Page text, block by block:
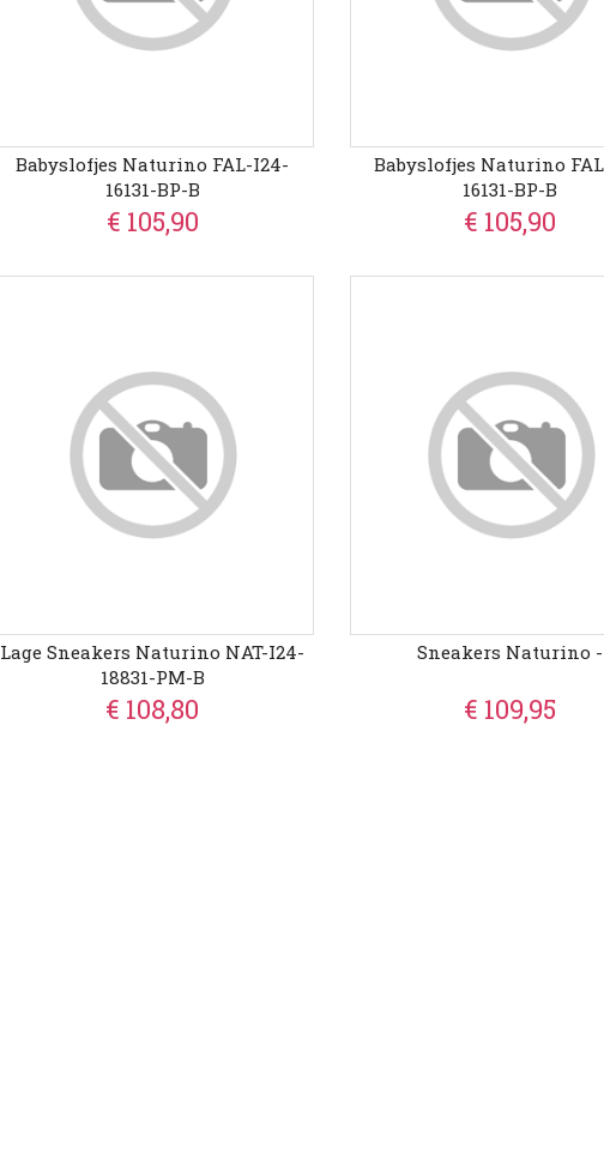
Babyslofjes Naturino FAL-I24-
16131-BP-B
€ 105,90
Babyslofjes Naturino
16131-BP-B
€ 105,90
Lage Sneakers Naturino NAT-I24-
18831-PM-B
€ 108,80
Sneakers Naturino -
€ 109,95